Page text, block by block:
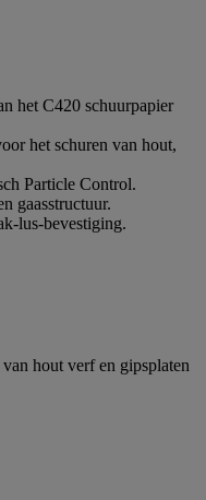
het C420 schuurpapier
het schuren van hout,
Particle Control.
gaasstructuur.
lus-bevestiging.
hout verf en gipsplaten